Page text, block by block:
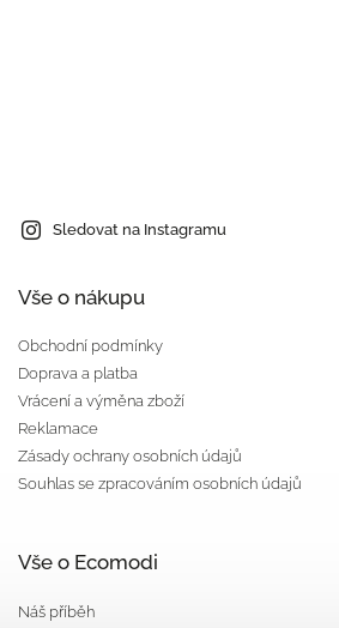
Sledovat na Instagramu
Vše o nákupu
Obchodní podmínky
Doprava a platba
Vrácení a výměna zboží
Reklamace
Zásady ochrany osobních údajů
Souhlas se zpracováním osobních údajů
Vše o Ecomodi
Náš příběh